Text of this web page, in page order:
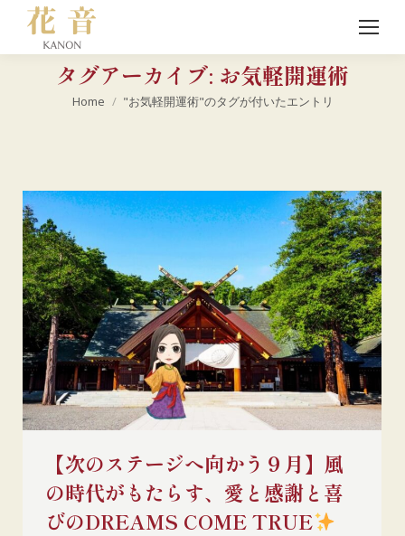
タグアーカイブ: お気軽開運術
現在地:
Home "お気軽開運術"のタグが付いたエントリ
【次のステージへ向かう９月】風
の時代がもたらす、愛と感謝と喜
びのDREAMS COME TRUE